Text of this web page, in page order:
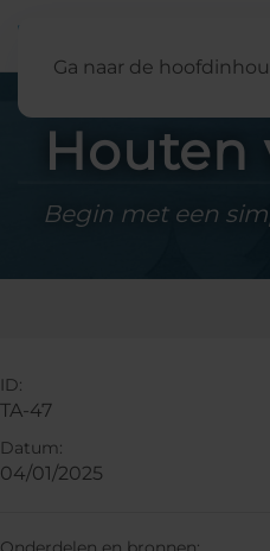
Ga naar de
Houten
Begin met een
ID:
TA-47
Datum:
04/01/2025